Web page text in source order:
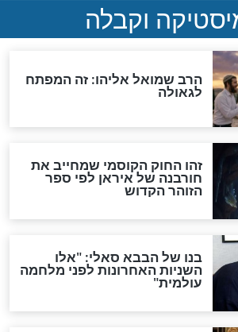
יהיה בימות המשיח?
הגאולה תהיה אפיקורסות
גדולה מאוד של
לאחר בוא המשיח יהיה